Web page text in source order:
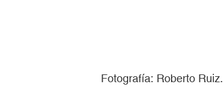
Fotografía: Roberto Ruiz.